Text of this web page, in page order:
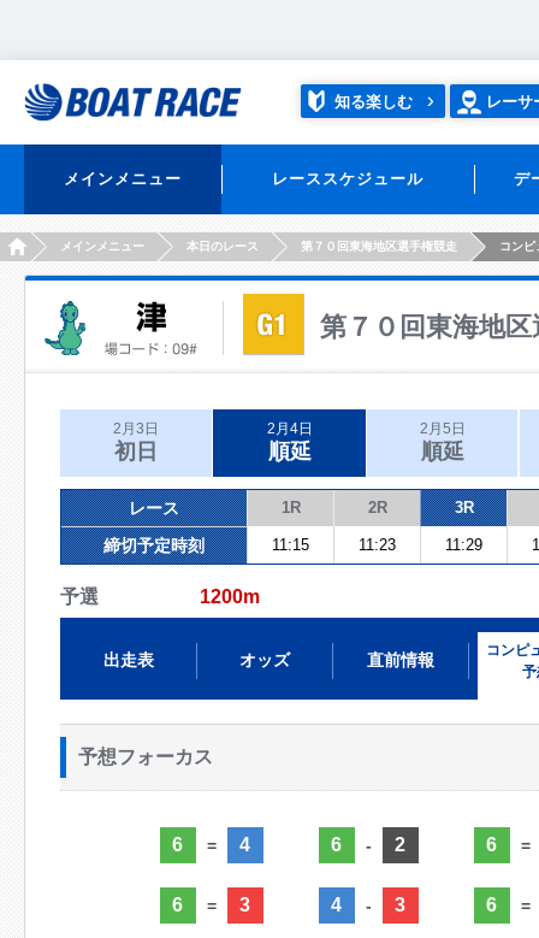
知る楽しむ レーサ
メインメニュー レーススケジュール デ
HOMEメインメニュー 本日のレース 第７０回東海地区選手権競走 コンピ
第７０回東海地
2月3日
初日
2月4日
順延
2月5日
順延
レース 1R 2R 3R
締切予定時刻 11:15 11:23 11:29
予選 1200m
出走表 オッズ 直前情報
コンピ
予
予想フォーカス
6 = 4
6 = 3
6 - 2
4 - 3
6 =
6 =